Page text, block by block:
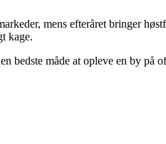
mens efteråret bringer
kage.
bedste måde at opleve en by på